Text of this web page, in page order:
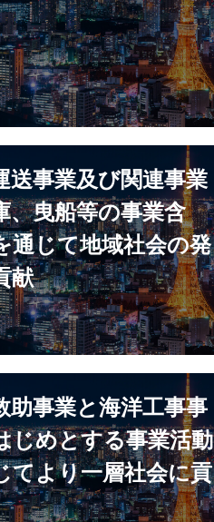
送事業及び関連事業
、曳船等の事業含
通じて地域社会の発
献
助事業と海洋工事事
じめとする事業活動
てより一層社会に貢